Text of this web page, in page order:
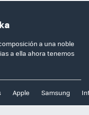
a una noble
a ella ahora tenemos
Apple Samsung